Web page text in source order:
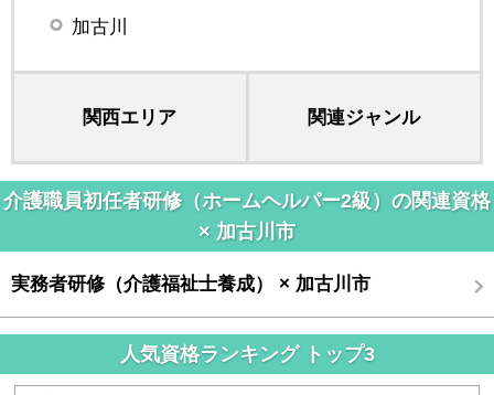
加古川
関西エリア 関連ジャンル
介護職員初任者研修（ホームヘルパー2級）の関連資格
× 加古川市
実務者研修（介護福祉士養成） × 加古川市
人気資格ランキング トップ3